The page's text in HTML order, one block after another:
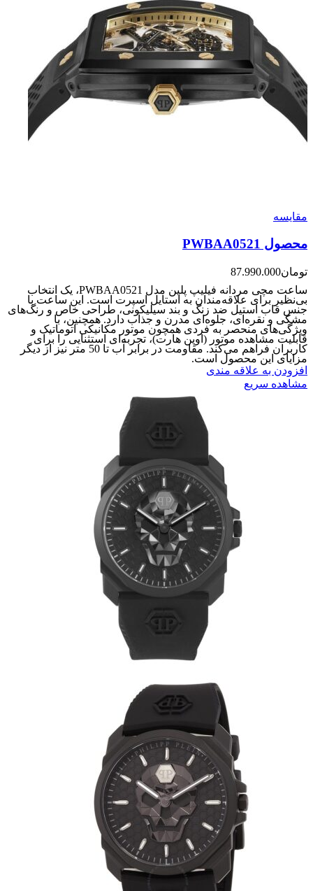
مقایسه
محصول PWBAA0521
تومان87.990.000
ساعت مچی مردانه فیلیپ پلین مدل PWBAA0521، یک انتخاب
بی‌نظیر برای علاقه‌مندان به استایل اسپرت است. این ساعت با
جنس قاب استیل ضد زنگ و بند سیلیکونی، طراحی خاص و رنگ‌های
مشکی و نقره‌ای، جلوه‌ای مدرن و جذاب دارد. همچنین، با
ویژگی‌های منحصر به فردی همچون موتور مکانیکی اتوماتیک و
قابلیت مشاهده موتور (اوپن هارت)، تجربه‌ای استثنایی را برای
کاربران فراهم می‌کند. مقاومت در برابر آب تا 50 متر نیز از دیگر
مزایای این محصول است.
افزودن به علاقه مندی
مشاهده سریع